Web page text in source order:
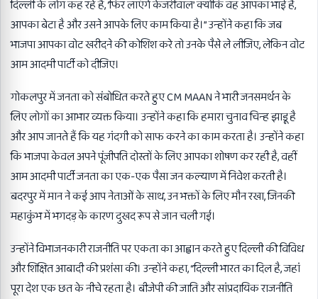
दिल्ली के लोग कह रहे हैं, ‘फिर लाएंगे केजरीवाल’ क्योंकि वह आपका भाई है,
आपका बेटा है और उसने आपके लिए काम किया है।” उन्होंने कहा कि जब
भाजपा आपका वोट खरीदने की कोशिश करे तो उनके पैसे ले लीजिए, लेकिन वोट
आम आदमी पार्टी को दीजिए।
गोकलपुर में जनता को संबोधित करते हुए CM MAAN ने भारी जनसमर्थन के
लिए लोगों का आभार व्यक्त किया। उन्होंने कहा कि हमारा चुनाव चिन्ह झाड़ू है
और आप जानते हैं कि यह गंदगी को साफ करने का काम करता है। उन्होंने कहा
कि भाजपा केवल अपने पूंजीपति दोस्तों के लिए आपका शोषण कर रही है, वहीं
आम आदमी पार्टी जनता का एक-एक पैसा जन कल्याण में निवेश करती है।
बदरपुर में मान ने कई आप नेताओं के साथ, उन भक्तों के लिए मौन रखा, जिनकी
महाकुंभ में भगदड़ के कारण दुखद रूप से जान चली गई।
उन्होंने विभाजनकारी राजनीति पर एकता का आह्वान करते हुए दिल्ली की विविध
और शिक्षित आबादी की प्रशंसा की। उन्होंने कहा, “दिल्ली भारत का दिल है, जहां
पूरा देश एक छत के नीचे रहता है। बीजेपी की जाति और सांप्रदायिक राजनीति